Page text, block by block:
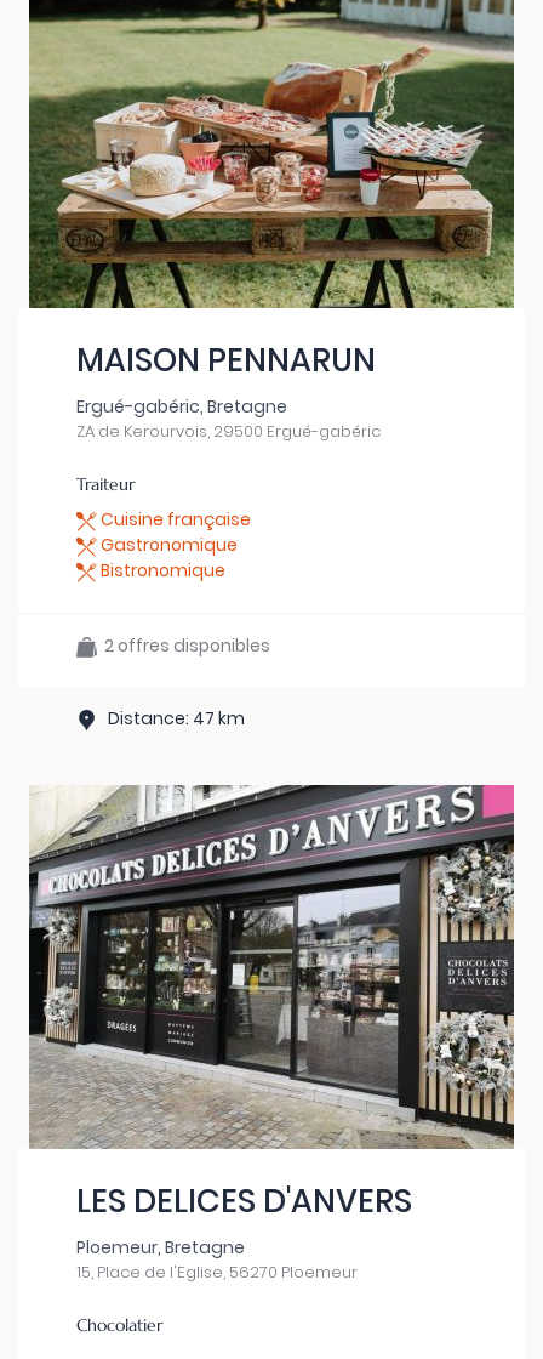
MAISON PENNARUN
Ergué-gabéric, Bretagne
ZA de Kerourvois, 29500 Ergué-gabéric
Traiteur
Cuisine française
Gastronomique
Bistronomique
2 offres disponibles
Distance: 47 km
LES DELICES D'ANVERS
Ploemeur, Bretagne
15, Place de l'Eglise, 56270 Ploemeur
Chocolatier